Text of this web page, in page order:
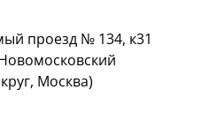
проезд № 134, к31
Москва)